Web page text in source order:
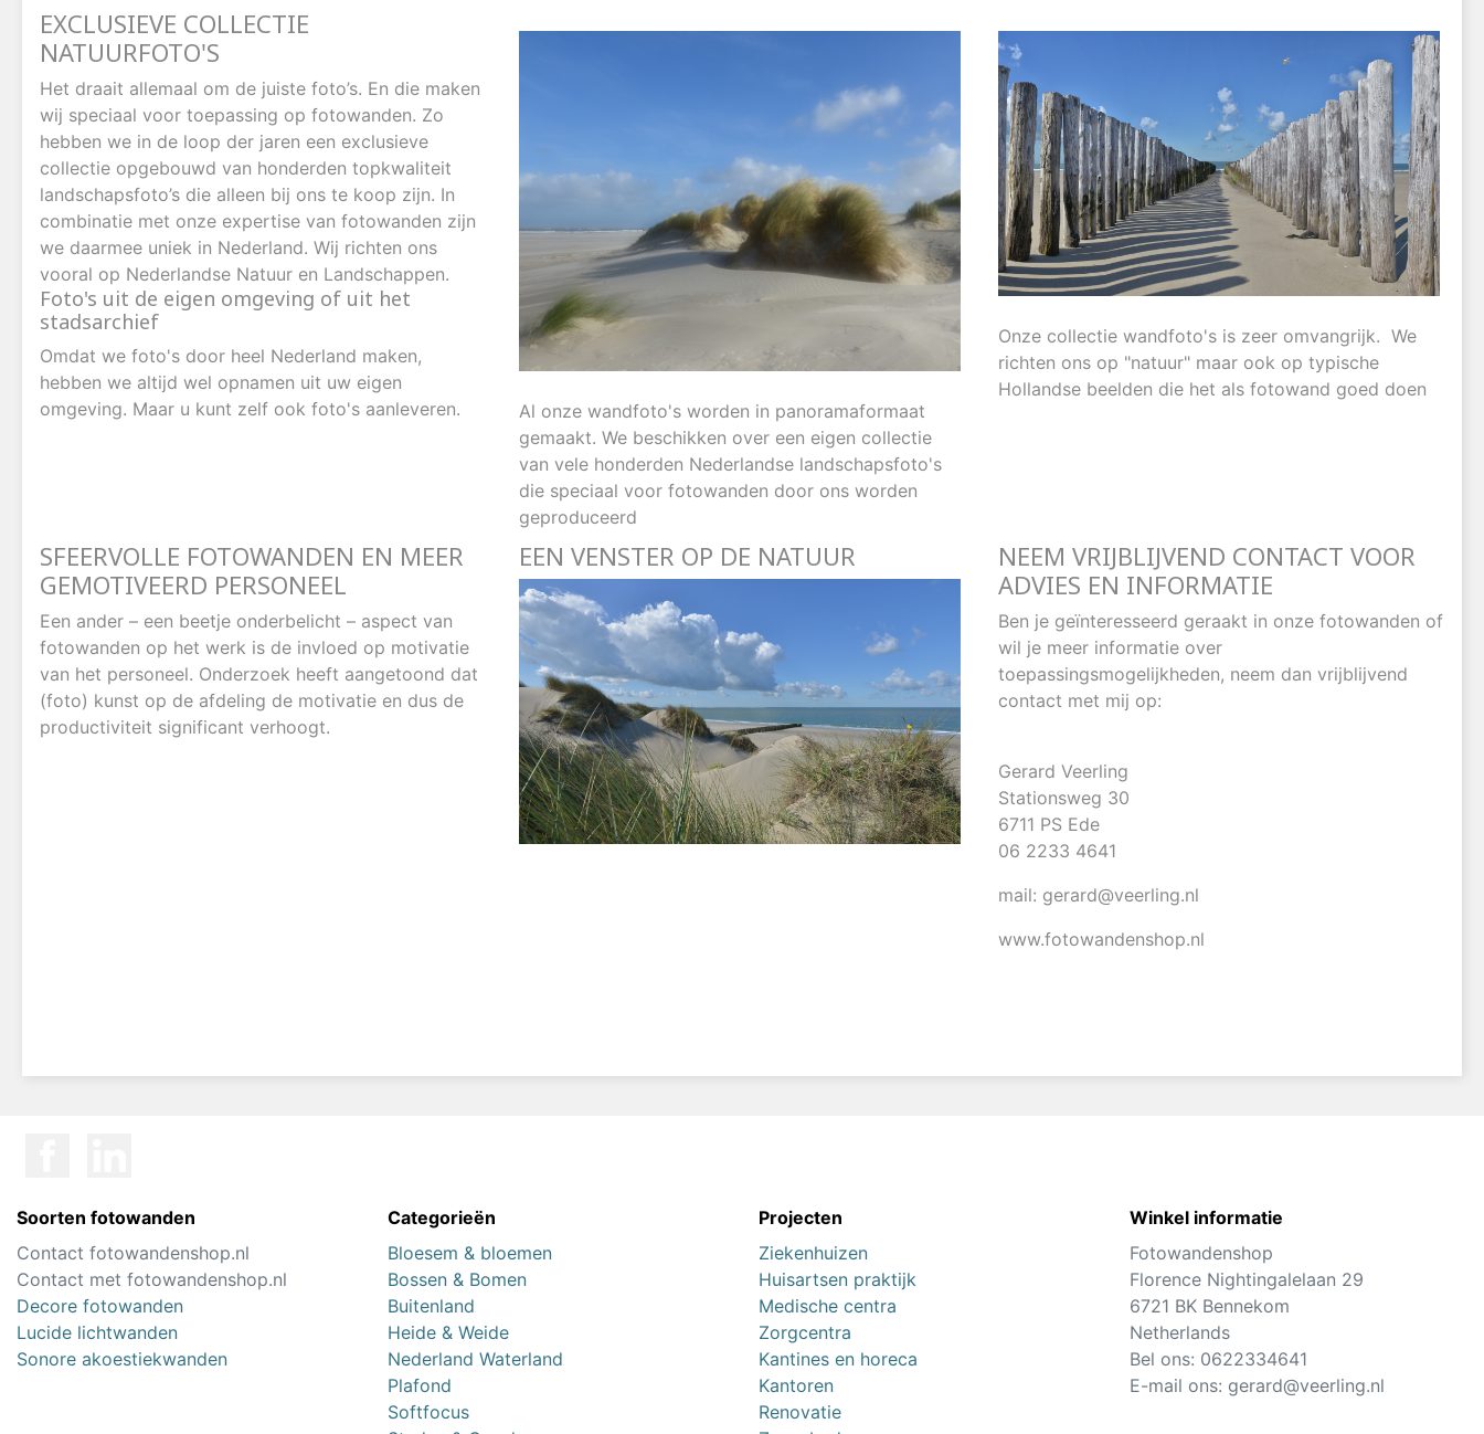
EXCLUSIEVE COLLECTIE
NATUURFOTO'S
Het draait allemaal om de juiste foto’s. En die maken
wij speciaal voor toepassing op fotowanden. Zo
hebben we in de loop der jaren een exclusieve
collectie opgebouwd van honderden topkwaliteit
landschapsfoto’s die alleen bij ons te koop zijn. In
combinatie met onze expertise van fotowanden zijn
we daarmee uniek in Nederland. Wij richten ons
vooral op Nederlandse Natuur en Landschappen.
Foto's uit de eigen omgeving of uit het
stadsarchief
Omdat we foto's door heel Nederland maken,
hebben we altijd wel opnamen uit uw eigen
omgeving. Maar u kunt zelf ook foto's aanleveren.
Al onze wandfoto's worden in panoramaformaat
gemaakt. We beschikken over een eigen collectie
van vele honderden Nederlandse landschapsfoto's
die speciaal voor fotowanden door ons worden
geproduceerd
Onze collectie wandfoto's is zeer omvangrijk. We
richten ons op "natuur" maar ook op typische
Hollandse beelden die het als fotowand goed doen
SFEERVOLLE FOTOWANDEN EN MEER
GEMOTIVEERD PERSONEEL
Een ander – een beetje onderbelicht – aspect van
fotowanden op het werk is de invloed op motivatie
van het personeel. Onderzoek heeft aangetoond dat
(foto) kunst op de afdeling de motivatie en dus de
productiviteit significant verhoogt.
EEN VENSTER OP DE NATUUR
NEEM VRIJBLIJVEND CONTACT VOOR
ADVIES EN INFORMATIE
Ben je geïnteresseerd geraakt in onze fotowanden of
wil je meer informatie over
toepassingsmogelijkheden, neem dan vrijblijvend
contact met mij op:
Gerard Veerling
Stationsweg 30
6711 PS Ede
06 2233 4641
mail: gerard@veerling.nl
www.fotowandenshop.nl
Soorten fotowanden
Contact fotowandenshop.nl
Contact met fotowandenshop.nl
Decore fotowanden
Lucide lichtwanden
Sonore akoestiekwanden
Categorieën
Bloesem & bloemen
Bossen & Bomen
Buitenland
Heide & Weide
Nederland Waterland
Plafond
Softfocus
Projecten
Ziekenhuizen
Huisartsen praktijk
Medische centra
Zorgcentra
Kantines en horeca
Kantoren
Renovatie
Winkel informatie
Fotowandenshop
Florence Nightingalelaan 29
6721 BK Bennekom
Netherlands
Bel ons: 0622334641
E-mail ons: gerard@veerling.nl